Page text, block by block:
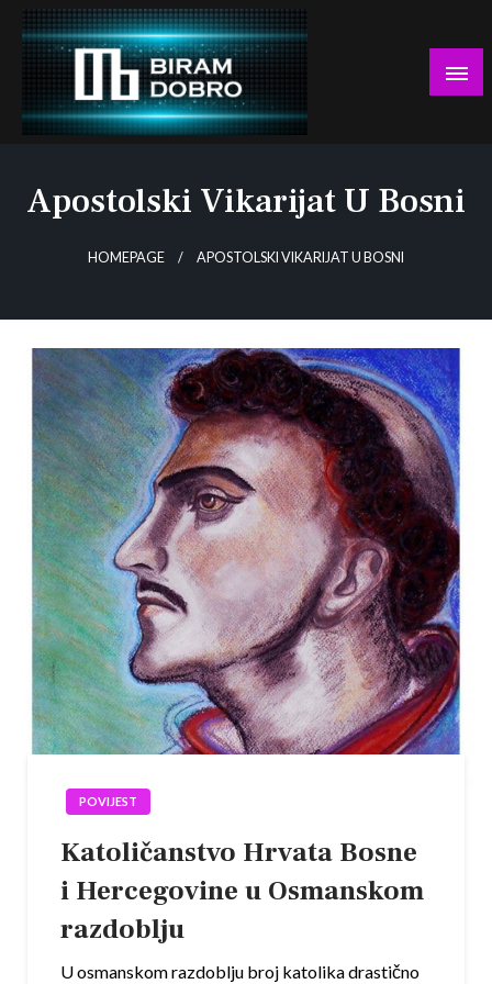
Skip
content
Apostolski Vikarijat U Bosni
HOMEPAGE APOSTOLSKI VIKARIJAT U BOSNI
POVIJEST
Katoličanstvo Hrvata Bosne
i Hercegovine u Osmanskom
razdoblju
U osmanskom razdoblju broj katolika drastično